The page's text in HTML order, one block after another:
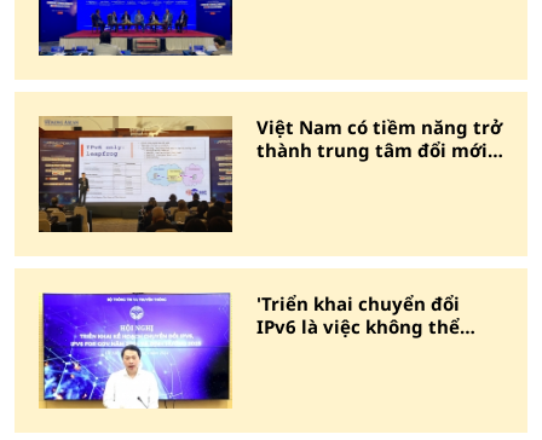
Việt Nam có tiềm năng trở
thành trung tâm đổi mới
'Triển khai chuyển đổi
IPv6 là việc không thể